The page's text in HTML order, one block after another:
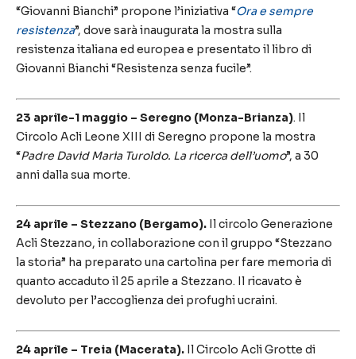
“Giovanni Bianchi” propone l’iniziativa “Ora e sempre
resistenza”, dove sarà inaugurata la mostra sulla
resistenza italiana ed europea e presentato il libro di
Giovanni Bianchi “Resistenza senza fucile”.
23 aprile-1 maggio – Seregno (Monza-Brianza). Il
Circolo Acli Leone XIII di Seregno propone la mostra
“Padre David Maria Turoldo. La ricerca dell’uomo”, a 30
anni dalla sua morte.
24 aprile – Stezzano (Bergamo). Il circolo Generazione
Acli Stezzano, in collaborazione con il gruppo “Stezzano
la storia” ha preparato una cartolina per fare memoria di
quanto accaduto il 25 aprile a Stezzano. Il ricavato è
devoluto per l’accoglienza dei profughi ucraini.
24 aprile – Treia (Macerata). Il Circolo Acli Grotte di